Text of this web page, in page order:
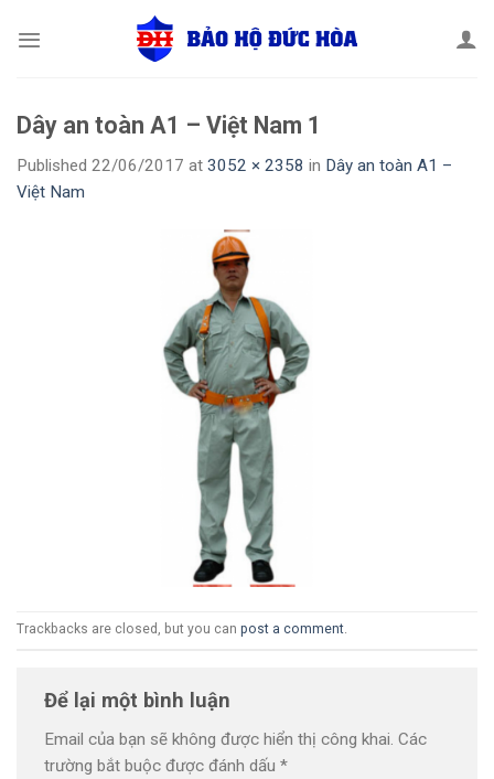
Dây an toàn A1 – Việt Nam 1
Published 22/06/2017 at 3052 × 2358 in Dây an toàn A1 –
Việt Nam
Trackbacks are closed, but you can post a comment.
Để lại một bình luận
Email của bạn sẽ không được hiển thị công khai. Các
trường bắt buộc được đánh dấu *